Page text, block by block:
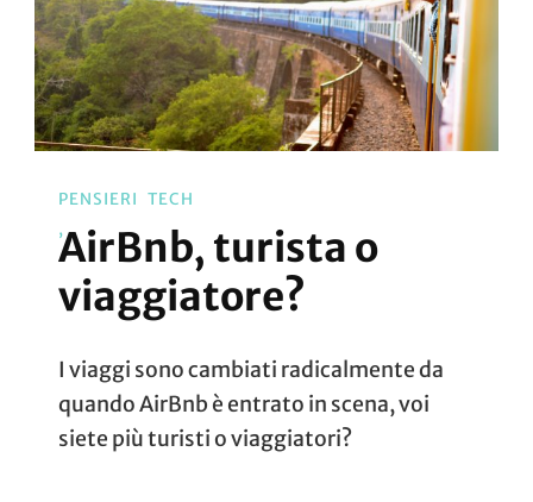
PENSIERI TECH
AirBnb, turista o
viaggiatore?
I viaggi sono cambiati radicalmente da
quando AirBnb è entrato in scena, voi
siete più turisti o viaggiatori?